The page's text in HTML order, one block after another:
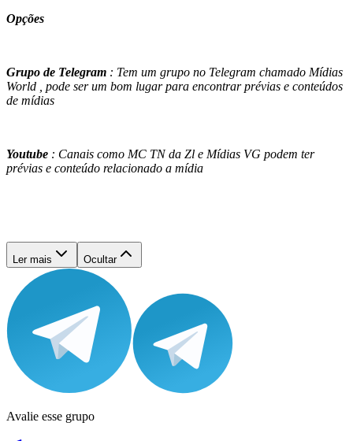
Opções
Grupo de Telegram : Tem um grupo no Telegram chamado Mídias
World , pode ser um bom lugar para encontrar prévias e conteúdos
de mídias
Youtube : Canais como MC TN da Zl e Mídias VG podem ter
prévias e conteúdo relacionado a mídia
Ler mais Ocultar
Avalie esse grupo